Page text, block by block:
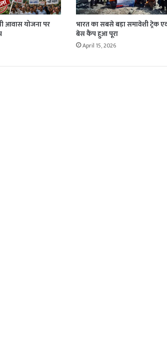
आवास योजना पर
भारत का सबसे बड़ा समावेशी ट्रेक
बेस कैंप हुआ पूरा
April 15, 2026